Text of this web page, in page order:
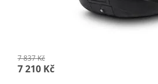
7 837 Kč
7 210 Kč